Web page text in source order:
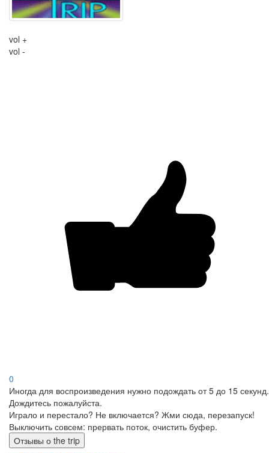
vol +
vol -
0
Иногда для воспроизведения нужно подождать от 5 до 15 секунд.
Дождитесь пожалуйста.
Играло и перестало? Не включается? Жми сюда, перезапуск!
Выключить совсем: прервать поток, очистить буфер.
Отзывы о the trip